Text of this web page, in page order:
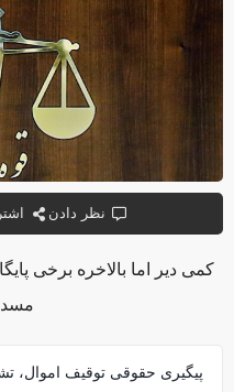
کمی دیر اما بالاخره برخی
پیگیری حقوقی توقیف اموال،
نظر دادن